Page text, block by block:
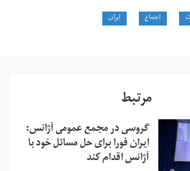
اجتماع ایران
مرتبط
گروسی در مجمع عمومی آژانس:
ایران فورا برای حل مسائل خود با
آژانس اقدام کند